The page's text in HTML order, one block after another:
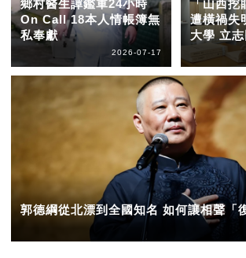
鄉村醫生譚鑑軍24小時
On Call 18本人情帳簿無
私奉獻
2026-07-17
「山西挖
遭橫禍失
大學 立
郭德綱從北漂到全國知名 如何讓相聲「